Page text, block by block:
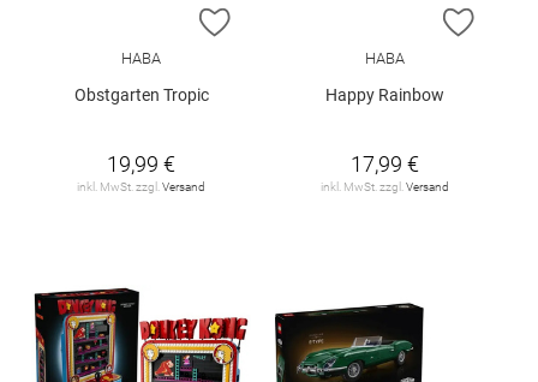
ZUR WUNSCHLISTE HINZUFÜGEN
HABA
Obstgarten Tropic
19,99 €
inkl. MwSt. zzgl. Versand
ZUR
HABA
Happy Rainbow
17,99 €
inkl. MwSt. zzgl. Versand